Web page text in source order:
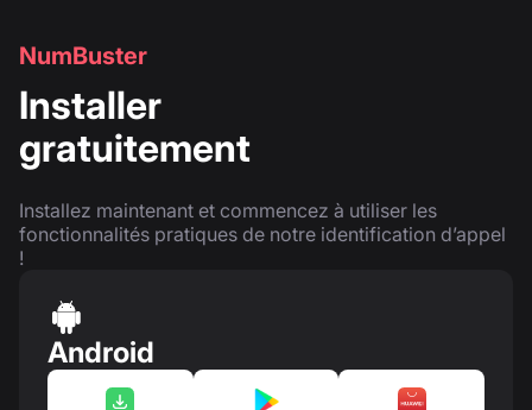
NumBuster
Installer
gratuitement
Installez maintenant et commencez à utiliser les
fonctionnalités pratiques de notre identification d’appel
!
Android